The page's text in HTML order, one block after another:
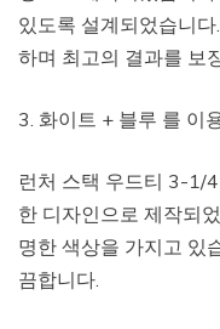
있도록 설계되었습니
하며 최고의 결과를 보
3. 화이트 + 블루 를 이
런처 스택 우드티 3-1/
한 디자인으로 제작되
명한 색상을 가지고 있
끔합니다.